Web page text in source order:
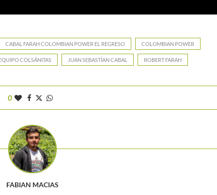
CABAL FARAH COLOMBIAN POWER EL REGRESO COLOMBIAN POWER
COLSÁNITAS JUAN SEBASTÍAN CABAL ROBERT FARAH
0
FABIAN MACIAS